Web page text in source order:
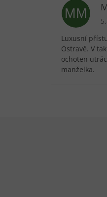
MM
Luxusní
Ostravě. V
ochoten
manželka.